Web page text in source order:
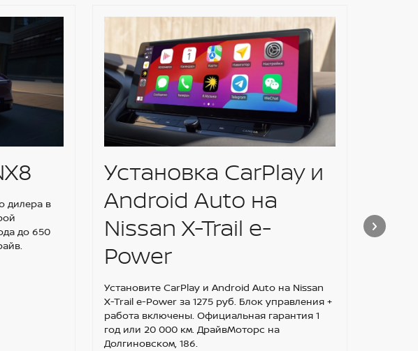
дилера в
до 650
Установка CarPlay и
Android Auto на
Nissan X-Trail e-
Power
Установите CarPlay и Android Auto на Nissan
X-Trail e-Power за 1275 руб. Блок управления +
работа включены. Официальная гарантия 1
год или 20 000 км. ДрайвМоторс на
Долгиновском, 186.